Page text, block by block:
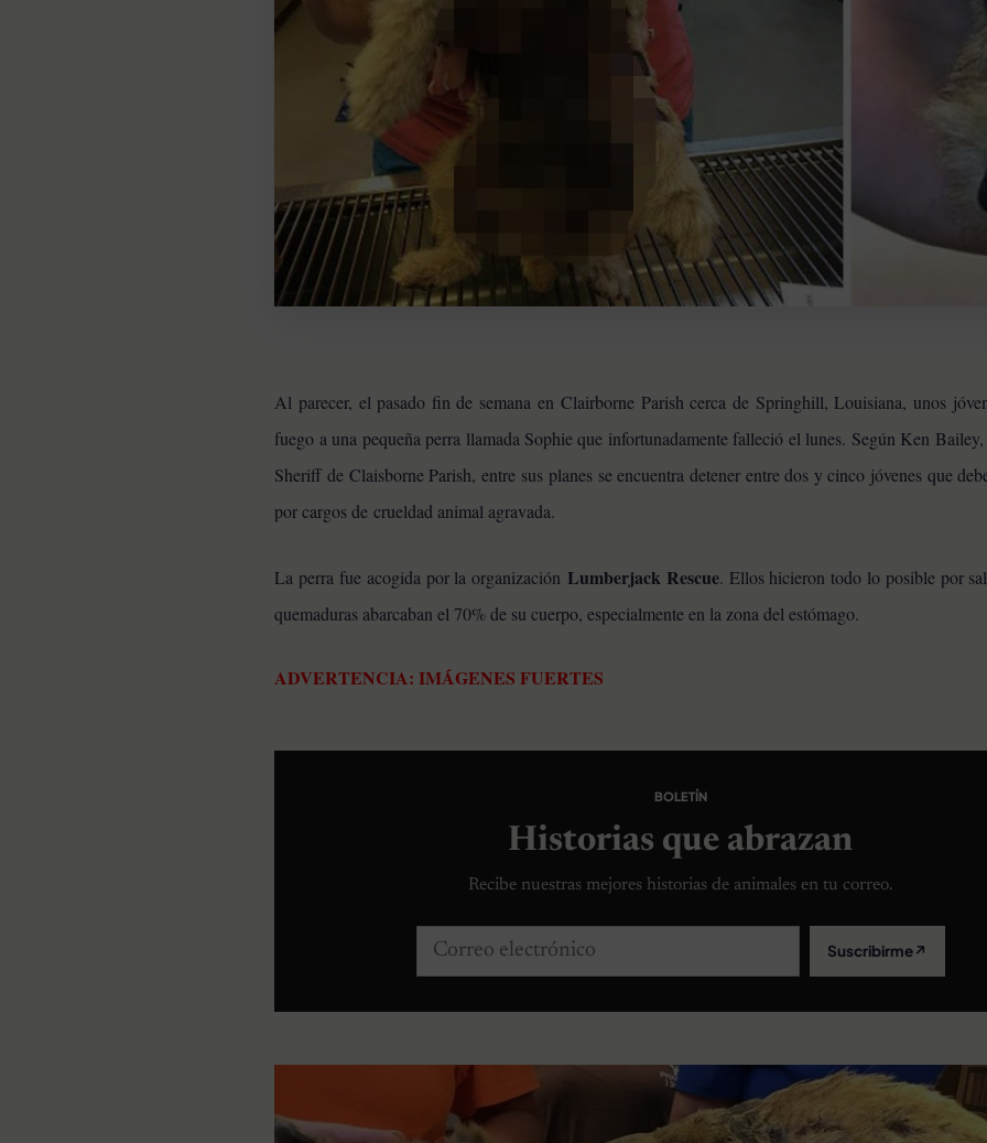
Al parecer, el pasado fin de semana en Clairborne Parish cerca de Springhill, Louisiana, unos
fuego a una pequeña perra llamada Sophie que infortunadamente falleció el lunes. Según Ken
Sheriff de Claisborne Parish, entre sus planes se encuentra detener entre dos y cinco jóvenes que
por cargos de crueldad animal agravada.
La perra fue acogida por la organización Lumberjack Rescue. Ellos hicieron todo lo posible por
quemaduras abarcaban el 70% de su cuerpo, especialmente en la zona del estómago.
ADVERTENCIA: IMÁGENES FUERTES
BOLETÍN
Historias que abrazan
Recibe nuestras mejores historias de animales en tu correo.
Correo electrónico Suscribirme↗